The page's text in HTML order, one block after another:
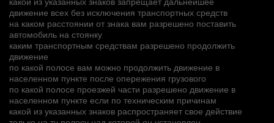
движение всех без исключения транспортных средств
на каком расстоянии от знака вам разрешено поставить
автомобиль на стоянку
каким транспортным средствам разрешено продолжить
движение
по какой полосе вам можно продолжить движение в
населенном пункте после опережения грузового
по какой полосе проезжей части разрешено движение в
населенном пункте если по техническим причинам
какой из указанных знаков распространяет свое действие